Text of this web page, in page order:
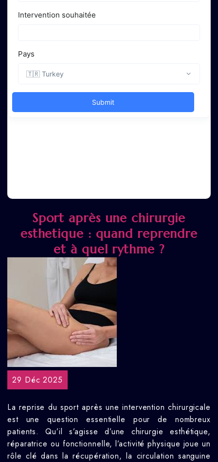
Sport après une chirurgie
esthetique : quand reprendre
et à quel rythme ?
29 Déc 2025
La reprise du sport après une intervention chirurgicale
est une question essentielle pour de nombreux
patients. Qu’il s’agisse d’une chirurgie esthétique,
réparatrice ou fonctionnelle, l’activité physique joue un
rôle clé dans la récupération, la circulation sanguine